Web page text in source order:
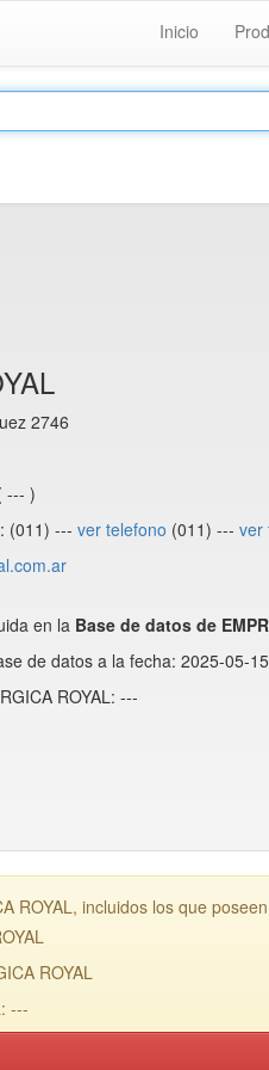
Inicio
2746
--- )
(011) --- ver telefono (011) --- ver
en la Base de datos de
de datos a la fecha: 2025-05-15
ROYAL: ---
ROYAL, incluidos los que
ROYAL
---